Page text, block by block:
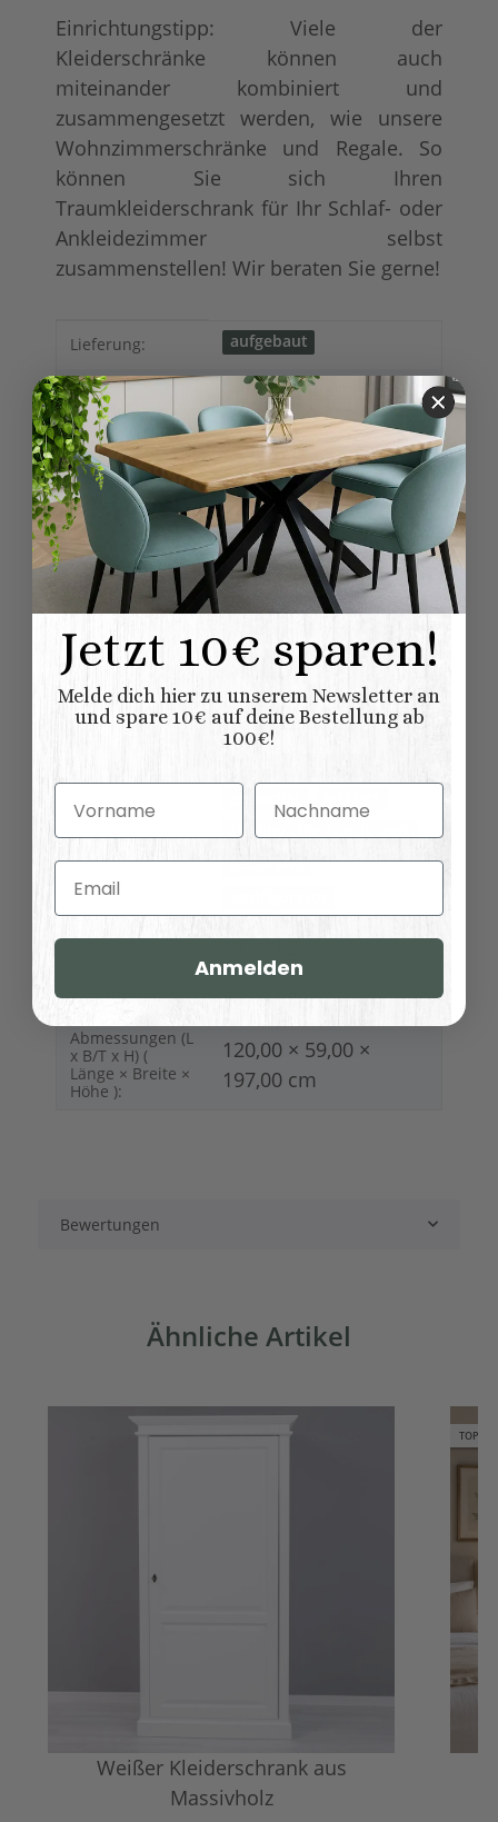
Einrichtungstipp: Viele der
Kleiderschränke können auch
miteinander kombiniert und
zusammengesetzt werden, wie unsere
Wohnzimmerschränke und Regale. So
können Sie sich Ihren
Traumkleiderschrank für Ihr Schlaf- oder
Ankleidezimmer selbst
zusammenstellen! Wir beraten Sie gerne!
Produkteigenschaft
Wert
Lieferung: aufgebaut
Möbel
Lieferung:
Möbel wird aufgebaut
Möbelkategorie: Schränke
Möbelstil:
Modern
Vintage
Shabby chic
Skandinavischer
Landhausstil
Französischer
Kollektionen
Hamburg
Variationen: Kleiderschränke
Oberflaeche:
shabby chic / antik look
gebürstet
Artikelgewicht: 71,00 kg
Abmessungen (L
x B/T x H) (
Länge × Breite ×
Höhe ):
120,00 × 59,00 ×
197,00 cm
Bewertungen
Ähnliche Artikel
Weißer Kleiderschrank aus
Massivholz
TOP
Jetzt 10€ sparen!
Melde dich hier zu unserem Newsletter an
und spare 10€ auf deine Bestellung ab
100€!
Vorname Nachname
Email
Anmelden